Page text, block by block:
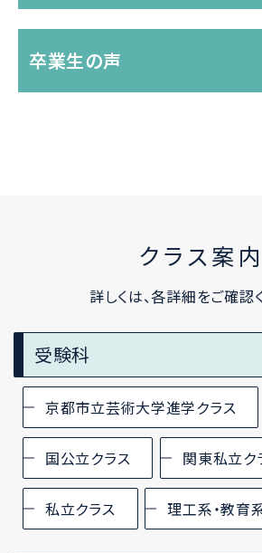
クラス案内
詳しくは、各詳細をご確認
受験科
京都市立芸術大学進学クラス
国公立クラス 関東私立ク
私立クラス 理工系・教育
卒業生の声